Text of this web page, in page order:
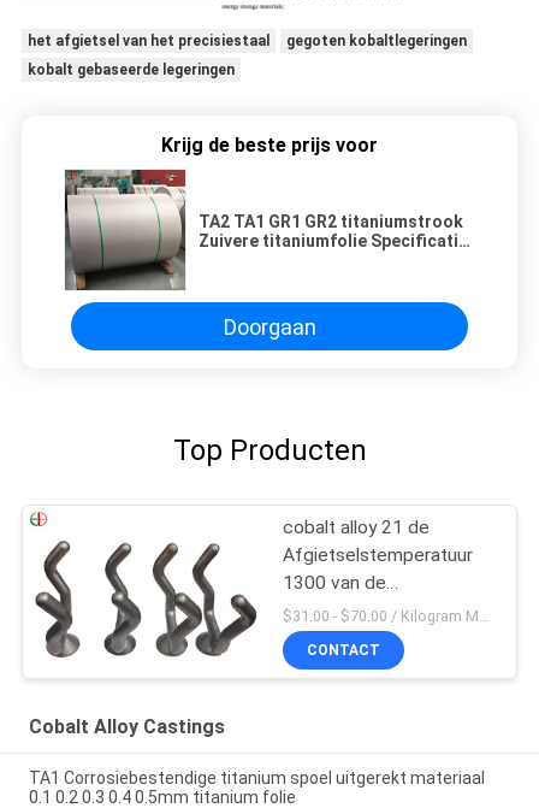
het afgietsel van het precisiestaal
gegoten kobaltlegeringen
kobalt gebaseerde legeringen
Krijg de beste prijs voor
TA2 TA1 GR1 GR2 titaniumstrook
Zuivere titaniumfolie Specificatie
specificaties
Doorgaan
Top Producten
cobalt alloy 21 de
Afgietselstemperatuur
1300 van de
Kobaltlegering voor
Poedermetallurgie
$31.00 - $70.00 / Kilogram MOQ:5 stuks / Pieces
CONTACT
Cobalt Alloy Castings
TA1 Corrosiebestendige titanium spoel uitgerekt materiaal
0.1 0.2 0.3 0.4 0.5mm titanium folie